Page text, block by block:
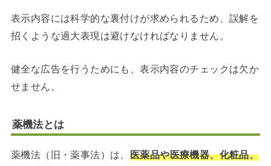
表示内容には科学的な裏付けが求められるため、誤解を
招くような過大表現は避けなければなりません。
健全な広告を行うためにも、表示内容のチェックは欠か
せません。
薬機法とは
薬機法（旧・薬事法）は、 医薬品や医療機器、化粧品、